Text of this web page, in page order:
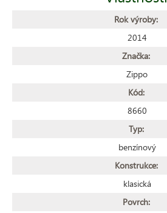
Rok výroby:
2014
Značka:
Zippo
Kód:
8660
Typ:
benzínový
Konstrukce:
klasická
Povrch: